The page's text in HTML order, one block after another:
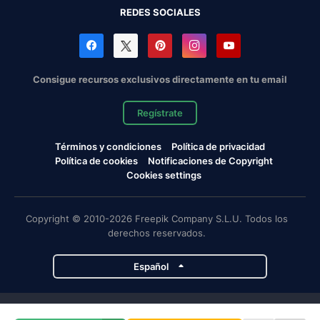
REDES SOCIALES
Consigue recursos exclusivos directamente en tu email
Regístrate
Términos y condiciones
Política de privacidad
Política de cookies
Notificaciones de Copyright
Cookies settings
Copyright © 2010-2026 Freepik Company S.L.U. Todos los
derechos reservados.
Español